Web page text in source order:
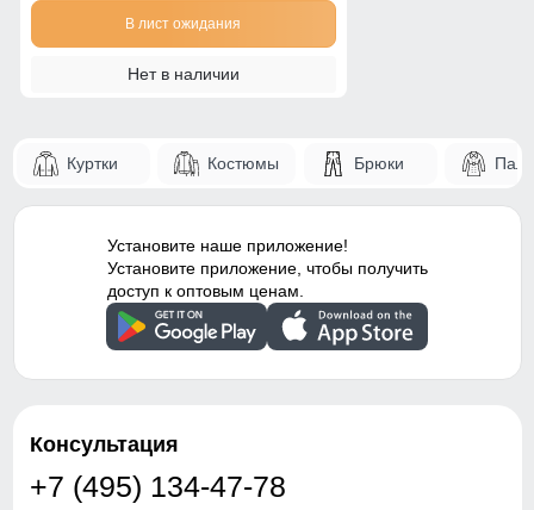
В лист ожидания
Нет в наличии
Куртки Костюмы Брюки
Установите наше приложение!
Установите приложение, чтобы получить
доступ к оптовым ценам.
Консультация
+7 (495) 134-47-78